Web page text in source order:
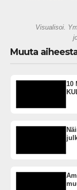
Visualisoi.
Muuta
10